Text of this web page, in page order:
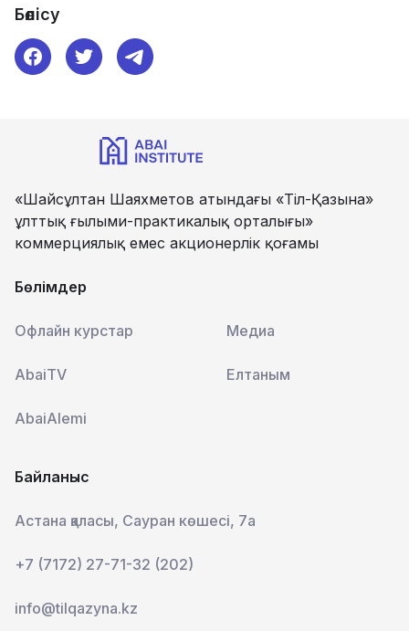
Бөлісу
«Шайсұлтан Шаяхметов атындағы «Тіл-Қазына»
ұлттық ғылыми-практикалық орталығы»
коммерциялық емес акционерлік қоғамы
Бөлімдер
Офлайн курстар Медиа
AbaiTV Елтаным
AbaiAlemi
Байланыс
Астана қаласы, Сауран көшесі, 7а
+7 (7172) 27-71-32 (202)
info@tilqazyna.kz